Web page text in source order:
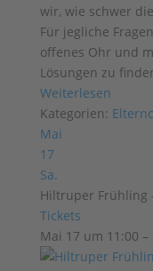
wir, wie schwer
Für jegliche
offenes Ohr und
Lösungen zu
Weiterlesen
Kategorien:
Mai
17
Sa.
Hiltruper Frühling
Tickets
Mai 17 um 11:00